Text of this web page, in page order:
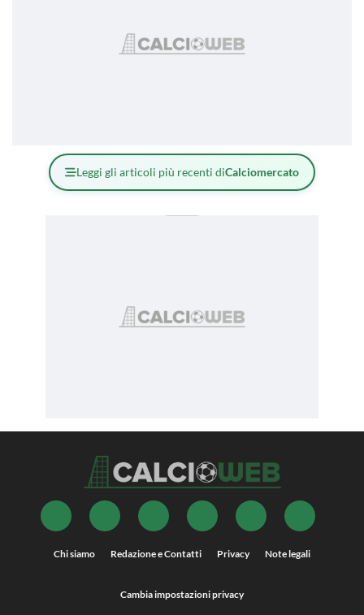
Leggi gli articoli più recenti diCalciomercato
Chi siamo Redazione e Contatti Privacy Note legali
Cambia impostazioni privacy